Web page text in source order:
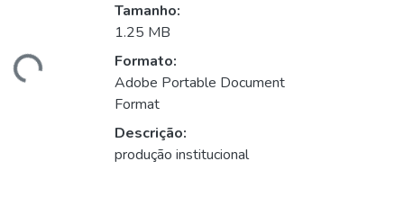
Tamanho:
1.25 MB
Formato:
Adobe Portable Document
Format
Descrição:
produção institucional